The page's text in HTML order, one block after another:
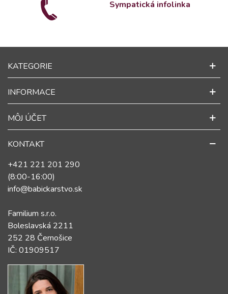
Sympatická infolinka
KATEGORIE
INFORMACE
MÔJ ÚČET
KONTAKT
+421 221 201 290
(8:00-16:00)
info@babickarstvo.sk
Familium s.r.o.
Boleslavská 2211
252 28 Černošice
IČ: 01909517